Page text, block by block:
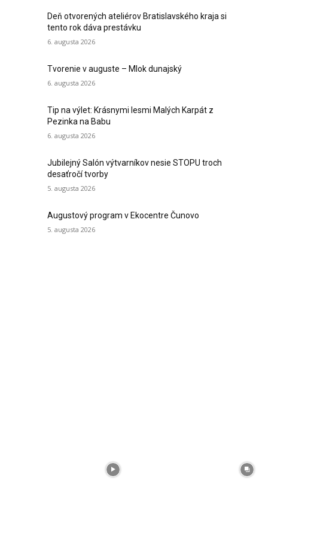
Deň otvorených ateliérov Bratislavského kraja si
tento rok dáva prestávku
6. augusta 2026
Tvorenie v auguste – Mlok dunajský
6. augusta 2026
Tip na výlet: Krásnymi lesmi Malých Karpát z
Pezinka na Babu
6. augusta 2026
Jubilejný Salón výtvarníkov nesie STOPU troch
desaťročí tvorby
5. augusta 2026
Augustový program v Ekocentre Čunovo
5. augusta 2026